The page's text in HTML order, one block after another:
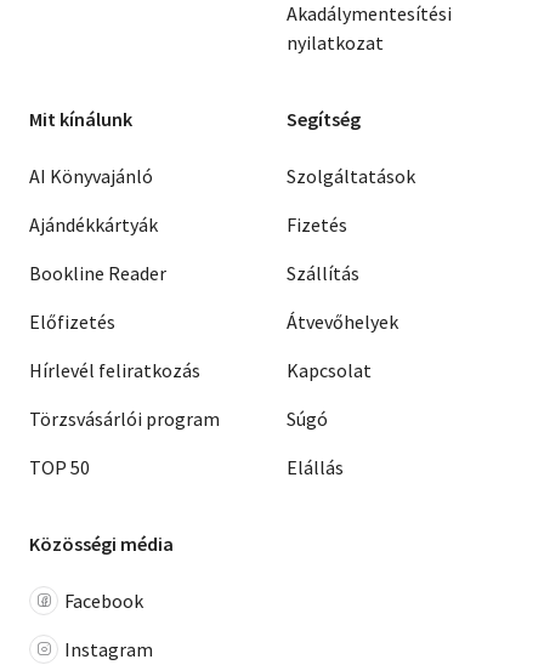
Akadálymentesítési
nyilatkozat
Mit kínálunk
AI Könyvajánló
Ajándékkártyák
Bookline Reader
Előfizetés
Hírlevél feliratkozás
Törzsvásárlói program
TOP 50
Segítség
Szolgáltatások
Fizetés
Szállítás
Átvevőhelyek
Kapcsolat
Súgó
Elállás
Közösségi média
Facebook
Instagram